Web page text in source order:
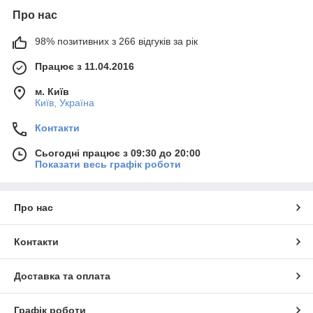
Про нас
98% позитивних з 266 відгуків за рік
Працює з 11.04.2016
м. Київ
Київ, Україна
Контакти
Сьогодні працює з 09:30 до 20:00
Показати весь графік роботи
Про нас
Контакти
Доставка та оплата
Графік роботи